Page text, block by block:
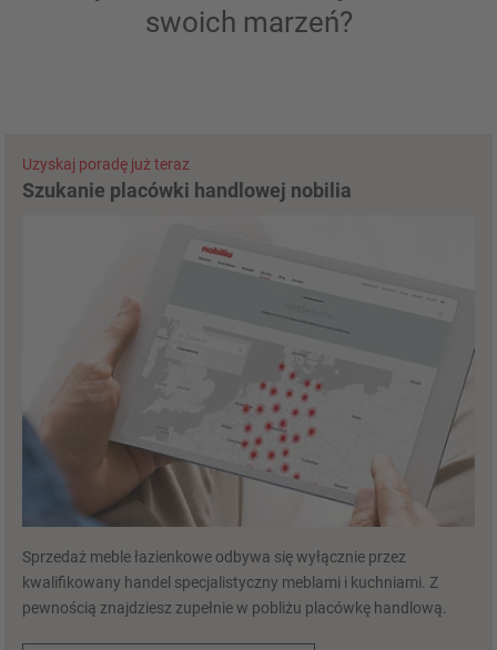
swoich marzeń?
Uzyskaj poradę już teraz
Szukanie placówki handlowej nobilia
Sprzedaż meble łazienkowe odbywa się wyłącznie przez
kwalifikowany handel specjalistyczny meblami i kuchniami. Z
pewnością znajdziesz zupełnie w pobliżu placówkę handlową.